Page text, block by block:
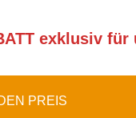
exklusiv für
PREIS